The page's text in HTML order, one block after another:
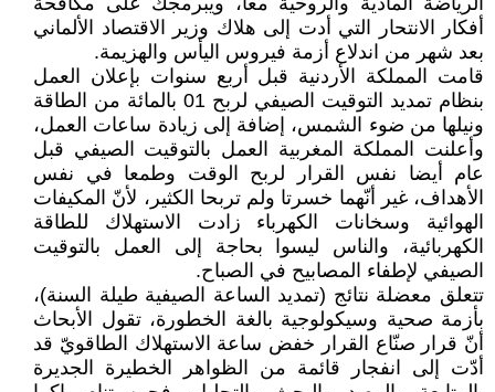
أفكار الانتحار التي أدت إلى هلاك وزير الاقتصاد الألماني
بعد شهر من اندلاع أزمة فيروس اليأس والهزيمة.
قامت المملكة الأردنية قبل أربع سنوات بإعلان العمل
بنظام تمديد التوقيت الصيفي لربح 01 بالمائة من الطاقة
ونيلها من ضوء الشمس، إضافة إلى زيادة ساعات العمل،
وأعلنت المملكة المغربية العمل بالتوقيت الصيفي قبل
عام أيضا نفس القرار لربح الوقت وطمعا في نفس
الأهداف، غير أنّهما خسرتا ولم تربحا الكثير، لأنّ المكيفات
الهوائية وسخانات الكهرباء زادت الاستهلاك للطاقة
الكهربائية، والناس ليسوا بحاجة إلى العمل بالتوقيت
الصيفي لإطفاء المصابيح في الصباح.
تتعلق معضلة نتائج (تمديد الساعة الصيفية طيلة السنة)،
بأزمة صحية وسيكولوجية بالغة الخطورة، تقول الأبحاث
أنّ قرار صنّاع القرار خفض ساعة الاستهلاك الطاقويّ قد
أدّت إلى انفجار قائمة من الظواهر الخطيرة الجديرة